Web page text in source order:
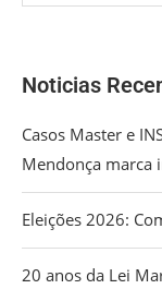
Noticias
Casos Master e
Mendonça marca
Eleições 2026:
20 anos da Lei